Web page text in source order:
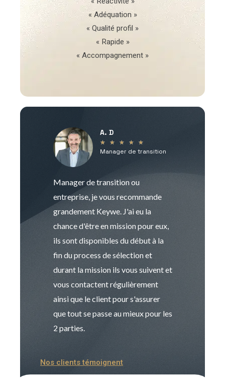
« Adéquation »
« Qualité profil »
« Rapide »
« Accompagnement »
A. D
★ ★ ★ ★ ★
Manager de transition
Manager de transition ou
entreprise, je vous recommande
grandement Keywe. J'ai eu la
chance d'être en mission pour eux,
ils sont disponibles du début à la
fin du process de sélection et
durant la mission ils vous suivent et
vous contactent régulièrement
ainsi que le client pour s'assurer
que tout se passe au mieux pour les
2 parties.
Nos clients témoignent